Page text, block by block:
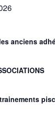
anciens